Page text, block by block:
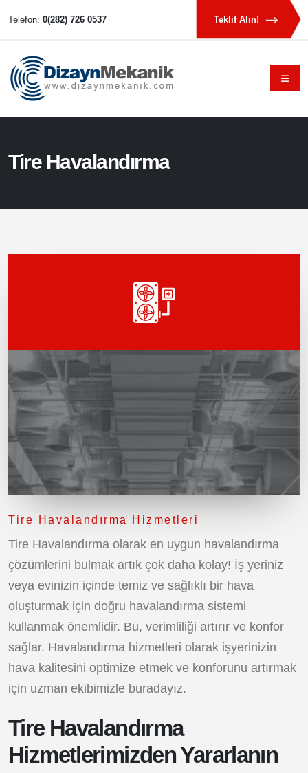
Telefon: 0(282) 726 0537 Teklif Alın!
Tire Havalandırma
Tire Havalandırma Hizmetleri
Tire Havalandırma olarak en uygun havalandırma
çözümlerini bulmak artık çok daha kolay! İş yeriniz
veya evinizin içinde temiz ve sağlıklı bir hava
oluşturmak için doğru havalandırma sistemi
kullanmak önemlidir. Bu, verimliliği artırır ve konfor
sağlar. Havalandırma hizmetleri olarak işyerinizin
hava kalitesini optimize etmek ve konforunu artırmak
için uzman ekibimizle buradayız.
Tire Havalandırma
Hizmetlerimizden Yararlanın